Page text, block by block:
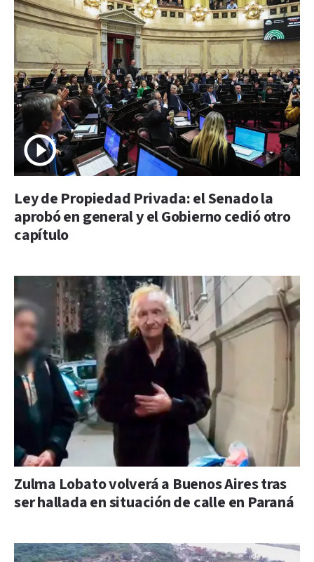
Ley de Propiedad Privada: el Senado la
aprobó en general y el Gobierno cedió otro
capítulo
Zulma Lobato volverá a Buenos Aires tras
ser hallada en situación de calle en Paraná